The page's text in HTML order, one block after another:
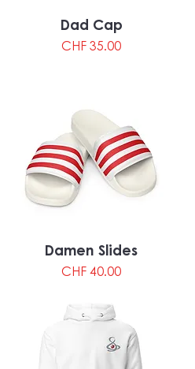
Dad Cap
Preis
CHF 35.00
Damen Slides
Preis
CHF 40.00